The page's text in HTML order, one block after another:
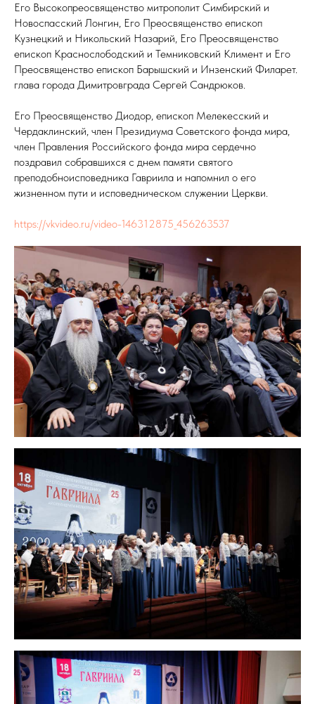
Его Высокопреосвященство митрополит Симбирский и
Новоспасский Лонгин, Его Преосвященство епископ
Кузнецкий и Никольский Назарий, Его Преосвященство
епископ Краснослободский и Темниковский Климент и Его
Преосвященство епископ Барышский и Инзенский Филарет.
глава города Димитровграда Сергей Сандрюков.
Его Преосвященство Диодор, епископ Мелекесский и
Чердаклинский, член Президиума Советского фонда мира,
член Правления Российского фонда мира сердечно
поздравил собравшихся с днем памяти святого
преподобноисповедника Гавриила и напомнил о его
жизненном пути и исповедническом служении Церкви.
https://vkvideo.ru/video-146312875_456263537